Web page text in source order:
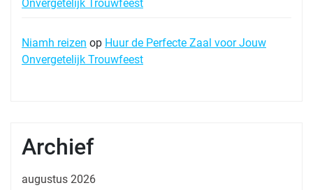
Onvergetelijk Trouwfeest
Niamh reizen op Huur de Perfecte Zaal voor Jouw
Onvergetelijk Trouwfeest
Archief
augustus 2026